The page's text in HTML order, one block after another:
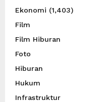
Ekonomi (1,403)
Film
Film Hiburan
Foto
Hiburan
Hukum
Infrastruktur